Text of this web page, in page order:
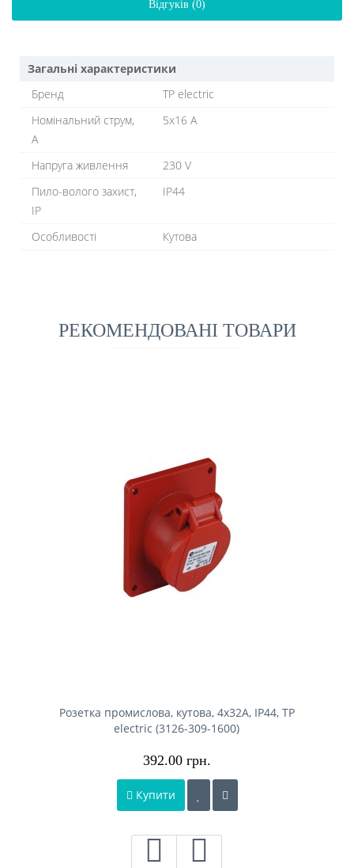
Відгуків (0)
Загальні характеристики
Бренд
TP electric
Номінальний струм,
A
5х16 A
Напруга живлення
230 V
Пило-волого захист,
IP
IP44
Особливості Кутова
РЕКОМЕНДОВАНІ ТОВАРИ
Розетка промислова, кутова, 4x32A, IP44, TP
electric (3126-309-1600)
392.00 грн.
Купити